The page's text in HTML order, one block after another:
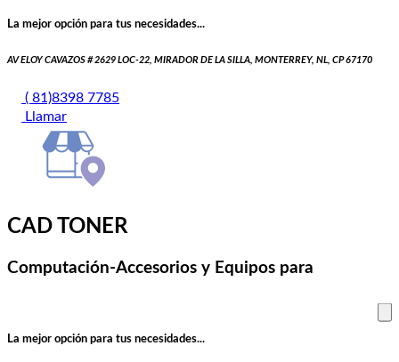
La mejor opción para tus necesidades...
AV ELOY CAVAZOS # 2629 LOC-22, MIRADOR DE LA SILLA, MONTERREY, NL, CP 67170
( 81)8398 7785
Llamar
CAD TONER
Computación-Accesorios y Equipos para
La mejor opción para tus necesidades...